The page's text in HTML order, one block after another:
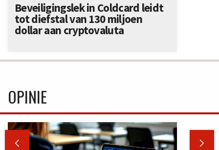
Beveiligingslek in Coldcard leidt
tot diefstal van 130 miljoen
dollar aan cryptovaluta
OPINIE
 